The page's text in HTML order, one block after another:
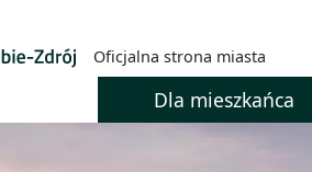
Oficjalna strona miasta
Dla mieszkańca